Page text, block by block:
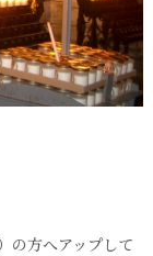
方へアップして